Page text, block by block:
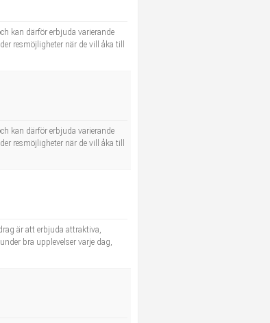
kan därför erbjuda varierande
resmöjligheter när de vill åka till
kan därför erbjuda varierande
resmöjligheter när de vill åka till
är att erbjuda attraktiva,
bra upplevelser varje dag,